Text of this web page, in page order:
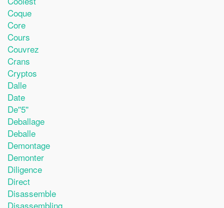
Coque
Core
Cours
Couvrez
Crans
Cryptos
Dalle
Date
De''5''
Deballage
Deballe
Demontage
Demonter
Diligence
Direct
Disassemble
Disassembling